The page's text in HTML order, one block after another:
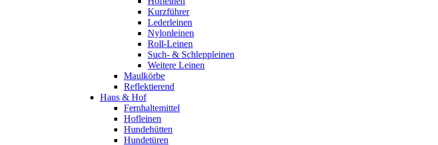
Kurzführer
Lederleinen
Nylonleinen
Roll-Leinen
Such- & Schleppleinen
Weitere Leinen
Maulkörbe
Reflektierend
Haus & Hof
Fernhaltemittel
Hofleinen
Hundehütten
Hundetüren